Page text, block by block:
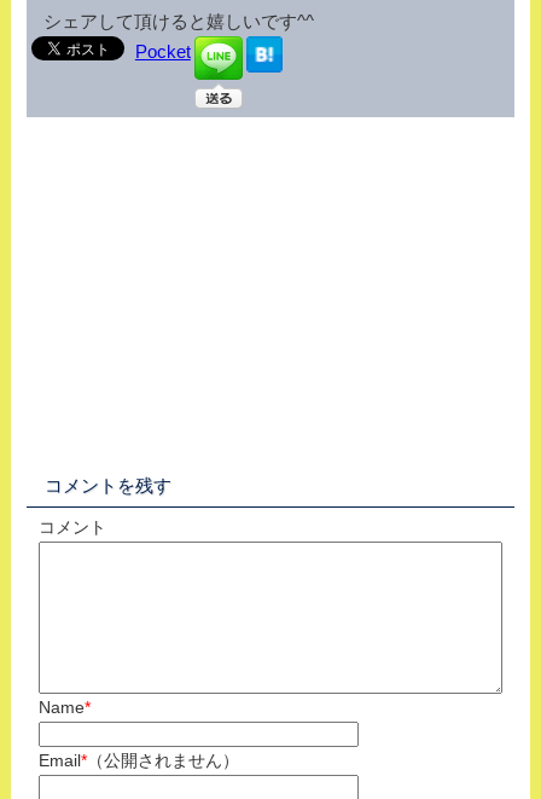
シェアして頂けると嬉しいです^^
Pocket
コメントを残す
コメント
Name*
Email*（公開されません）